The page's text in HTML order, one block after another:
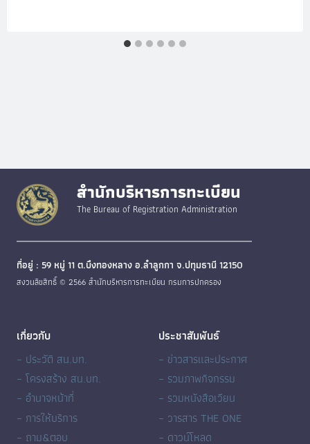
สำนักบริหารการทะเบียน
The Bureau of Registration Administration
ที่อยู่ : 59 หมู่ 11 ต.บึงทองหลาง อ.ลำลูกกา จ.ปทุมธานี 12150
สงวนลิขสิทธิ์ © 2566 สำนักบริหารการทะเบียน กรมการปกครอง
เกี่ยวกับ
– ประวัติ สน.บท.
– โครงสร้าง สน.บท.
– อำนาจหน้าที่
– การให้บริการ
– ถาม&ตอบ
ประชาสัมพันธ์
– ข่าวสารและประกาศ
– รวมภาพกิจกรรม
– รวมหนังสือเวียน
– วารสาร THE ONE
– ดาวน์โหลด